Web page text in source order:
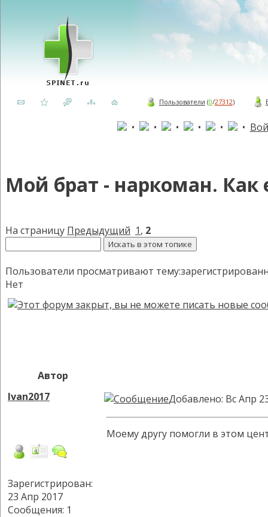
Пользователи (0/27312)
• • • • • •
Мой брат - наркоман. Как
На страницу Предыдущий 1, 2
Пользователи просматривают
Нет
Автор
Ivan2017
Зарегистрирован:
23 Апр 2017
Сообщения: 1
Добавлено: Вс Апр
Моему другу помогли в этом